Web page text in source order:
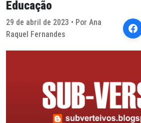
Educação
29 de abril de 2023 • Por Ana
Raquel Fernandes